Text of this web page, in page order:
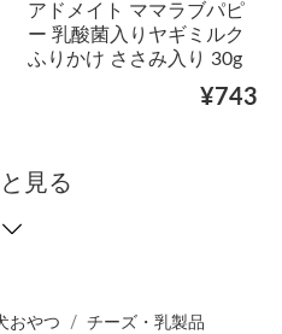
アドメイト ママラブパピ
ー 乳酸菌入りヤギミルク
ふりかけ ささみ入り 30g
¥743
見る
おやつ
チーズ・乳製品